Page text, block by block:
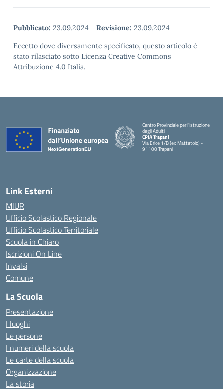
Pubblicato: 23.09.2024 - Revisione: 23.09.2024
Eccetto dove diversamente specificato, questo articolo è
stato rilasciato sotto Licenza Creative Commons
Attribuzione 4.0 Italia.
Centro Provinciale per l'Istruzione
degli Adulti
CPIA Trapani
Via Erice 1/B (ex Mattatoio) -
91100 Trapani
Link Esterni
MIUR
Ufficio Scolastico Regionale
Ufficio Scolastico Territoriale
Scuola in Chiaro
Iscrizioni On Line
Invalsi
Comune
La Scuola
Presentazione
I luoghi
Le persone
I numeri della scuola
Le carte della scuola
Organizzazione
La storia